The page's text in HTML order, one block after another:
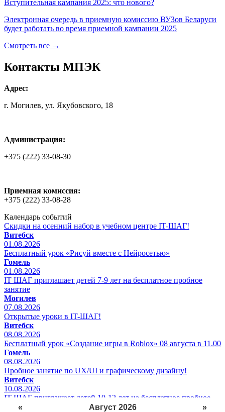
Вступительная кампания 2025: что нового?
Электронная очередь в приемную комиссию ВУЗов Беларуси
будет работать во время приемной кампании 2025
Смотреть все →
Контакты МПЭК
Адрес:
г. Могилев, ул. Якубовского, 18
Администрация:
+375 (222) 33-08-30
Приемная комиссия:
+375 (222) 33-08-28
Календарь событий
Скидки на осенний набор в учебном центре IT-ШАГ!
Витебск
01.08.2026
Бесплатный урок «Рисуй вместе с Нейросетью»
Гомель
01.08.2026
IT ШАГ приглашает детей 7-9 лет на бесплатное пробное
занятие
Могилев
07.08.2026
Открытые уроки в IT-ШАГ!
Витебск
08.08.2026
Бесплатный урок «Создание игры в Roblox» 08 августа в 11.00
Гомель
08.08.2026
Пробное занятие по UX/UI и графическому дизайну!
Витебск
10.08.2026
IT ШАГ приглашает детей 10-12 лет на бесплатное пробное
занятие
« Август 2026 »